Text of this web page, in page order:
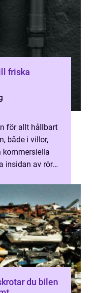
för allt hållbart
både i villor,
kommersiella
insidan av rören